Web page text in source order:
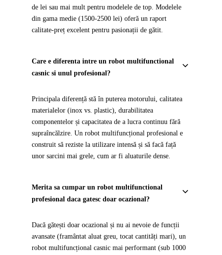
de lei sau mai mult pentru modelele de top. Modelele
din gama medie (1500-2500 lei) oferă un raport
calitate-preț excelent pentru pasionații de gătit.
Care e diferenta intre un robot multifunctional
casnic si unul profesional?
Principala diferență stă în puterea motorului, calitatea
materialelor (inox vs. plastic), durabilitatea
componentelor și capacitatea de a lucra continuu fără
supraîncălzire. Un robot multifuncțional profesional e
construit să reziste la utilizare intensă și să facă față
unor sarcini mai grele, cum ar fi aluaturile dense.
Merita sa cumpar un robot multifunctional
profesional daca gatesc doar ocazional?
Dacă gătești doar ocazional și nu ai nevoie de funcții
avansate (framântat aluat greu, tocat cantități mari), un
robot multifuncțional casnic mai performant (sub 1000